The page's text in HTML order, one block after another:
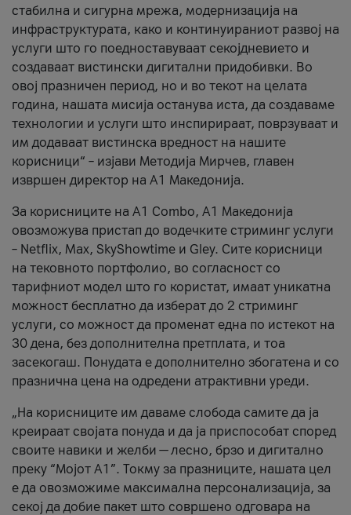
стабилна и сигурна мрежа, модернизација на
инфраструктурата, како и континуираниот развој на
услуги што го поедноставуваат секојдневието и
создаваат вистински дигитални придобивки. Во
овој празничен период, но и во текот на целата
година, нашата мисија останува иста, да создаваме
технологии и услуги што инспирираат, поврзуваат и
им додаваат вистинска вредност на нашите
корисници“ – изјави Методија Мирчев, главен
извршен директор на А1 Македонија.
За корисниците на A1 Combo, А1 Македонија
овозможува пристап до водечките стриминг услуги
– Netflix, Max, SkyShowtime и Gley. Сите корисници
на тековното портфолио, во согласност со
тарифниот модел што го користат, имаат уникатна
можност бесплатно да изберат до 2 стриминг
услуги, со можност да променат една по истекот на
30 дена, без дополнителна претплата, и тоа
засекогаш. Понудата е дополнително збогатена и со
празнична цена на одредени атрактивни уреди.
„На корисниците им даваме слобода самите да ја
креираат својата понуда и да ја приспособат според
своите навики и желби — лесно, брзо и дигитално
преку “Мојот А1”. Токму за празниците, нашата цел
е да овозможиме максимална персонализација, за
секој да добие пакет што совршено одговара на